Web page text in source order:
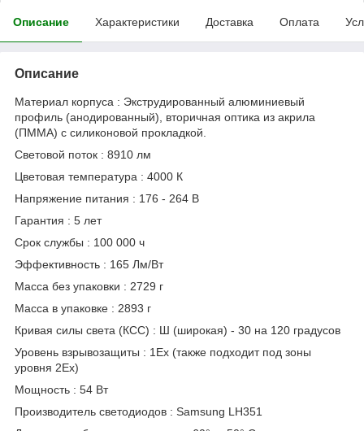
Описание Характеристики Доставка Оплата
Описание
Материал корпуса : Экструдированный алюминиевый
профиль (анодированный), вторичная оптика из акрила
(ПММА) с силиконовой прокладкой.
Световой поток : 8910 лм
Цветовая температура : 4000 К
Напряжение питания : 176 - 264 В
Гарантия : 5 лет
Срок службы : 100 000 ч
Эффективность : 165 Лм/Вт
Масса без упаковки : 2729 г
Масса в упаковке : 2893 г
Кривая силы света (КСС) : Ш (широкая) - 30 на 120 градусов
Уровень взрывозащиты : 1Ex (также подходит под зоны
уровня 2Ex)
Мощность : 54 Вт
Производитель светодиодов : Samsung LH351